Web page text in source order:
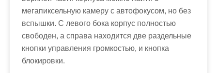
мегапиксельную камеру с автофокусом, но без
вспышки. С левого бока корпус полностью
свободен, а справа находится две раздельные
кнопки управления громкостью, и кнопка
блокировки.